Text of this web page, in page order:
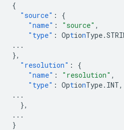
{
"source" :
{
"name" : "source" ,
"type" : Option
...
},
"resolution" :
{
"name" : "resolution" ,
"type" : OptionType.INT,
...
},
...
}